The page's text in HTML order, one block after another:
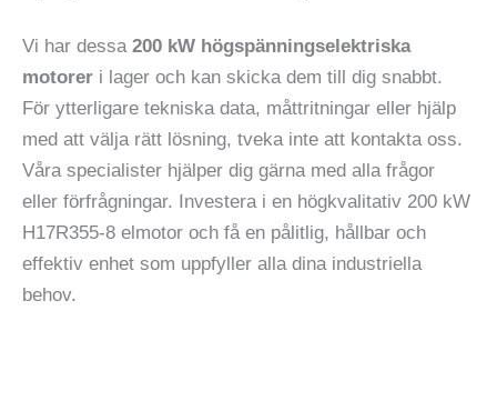
Vi har dessa 200 kW högspänningselektriska
motorer i lager och kan skicka dem till dig snabbt.
För ytterligare tekniska data, måttritningar eller hjälp
med att välja rätt lösning, tveka inte att kontakta oss.
Våra specialister hjälper dig gärna med alla frågor
eller förfrågningar. Investera i en högkvalitativ 200 kW
H17R355-8 elmotor och få en pålitlig, hållbar och
effektiv enhet som uppfyller alla dina industriella
behov.